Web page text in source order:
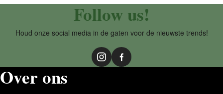
Follow us!
Houd onze social media in de gaten voor de nieuwste trends!
Over ons